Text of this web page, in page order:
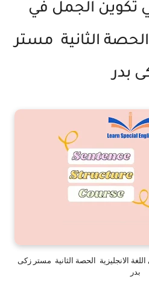
الحصة الثانية مستر
بدر
بدر